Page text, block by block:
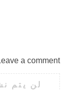
a comment
لن يتم